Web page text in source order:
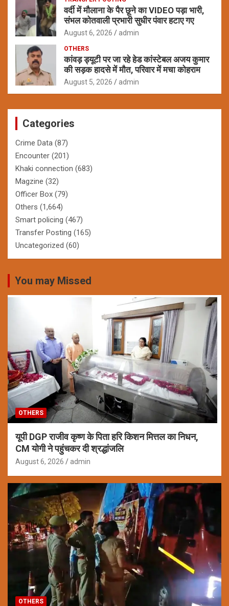
वर्दी में मौलाना के पैर छूने का VIDEO पड़ा भारी,
संभल कोतवाली प्रभारी सुधीर पंवार हटाए गए
August 6, 2026 admin
OTHERS
कांवड़ ड्यूटी पर जा रहे हेड कांस्टेबल अजय कुमार
की सड़क हादसे में मौत, परिवार में मचा कोहराम
August 5, 2026 admin
Categories
Crime Data (87)
Encounter (201)
Khaki connection (683)
Magzine (32)
Officer Box (79)
Others (1,664)
Smart policing (467)
Transfer Posting (165)
Uncategorized (60)
You may Missed
OTHERS
यूपी DGP राजीव कृष्ण के पिता हरि किशन मित्तल का निधन,
CM योगी ने पहुंचकर दी श्रद्धांजलि
August 6, 2026 admin
OTHERS